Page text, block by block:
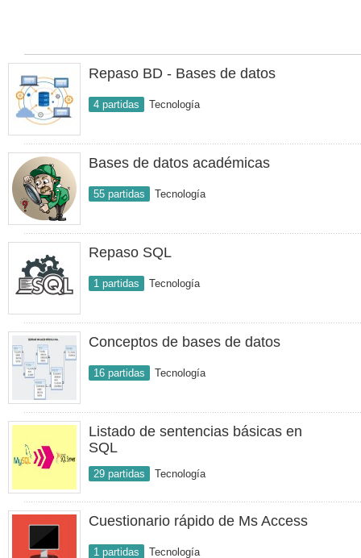
Repaso BD - Bases de datos
4 partidas Tecnología
Bases de datos académicas
55 partidas Tecnología
Repaso SQL
1 partidas Tecnología
Conceptos de bases de datos
16 partidas Tecnología
Listado de sentencias básicas en
SQL
29 partidas Tecnología
Cuestionario rápido de Ms Access
1 partidas Tecnología